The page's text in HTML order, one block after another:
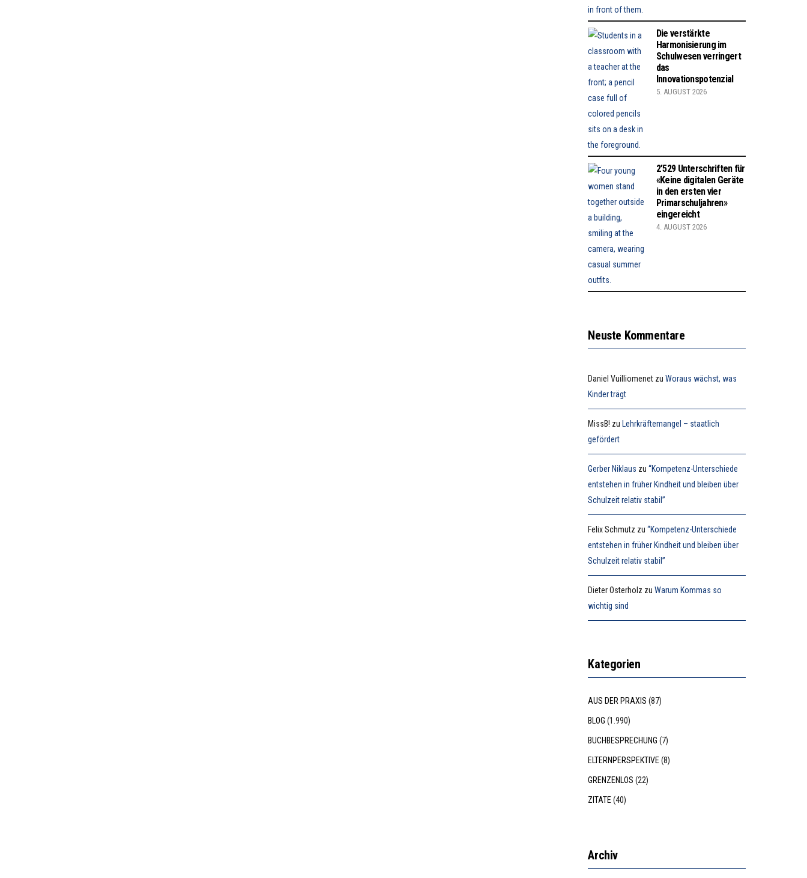
Die verstärkte
Harmonisierung im
Schulwesen verringert
das
Innovationspotenzial
5. AUGUST 2026
2’529 Unterschriften für
«Keine digitalen Geräte
in den ersten vier
Primarschuljahren»
eingereicht
4. AUGUST 2026
Neuste Kommentare
Daniel Vuilliomenet zuWoraus wächst, was
Kinder trägt
MissB! zu Lehrkräftemangel – staatlich
gefördert
Gerber Niklaus zu“Kompetenz-Unterschiede
entstehen in früher Kindheit und bleiben über
Schulzeit relativ stabil”
Felix Schmutz zu“Kompetenz-Unterschiede
entstehen in früher Kindheit und bleiben über
Schulzeit relativ stabil”
Dieter Osterholz zuWarum Kommas so
wichtig sind
Kategorien
AUS DER PRAXIS (87)
BLOG (1.990)
BUCHBESPRECHUNG (7)
ELTERNPERSPEKTIVE(8)
GRENZENLOS (22)
ZITATE(40)
Archiv